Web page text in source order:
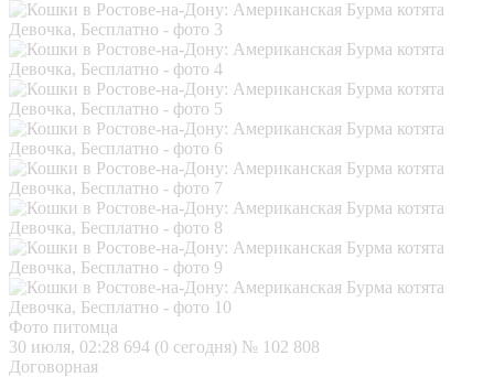
Фото питомца
30 июля, 02:28 694 (0 сегодня) № 102 808
Договорная